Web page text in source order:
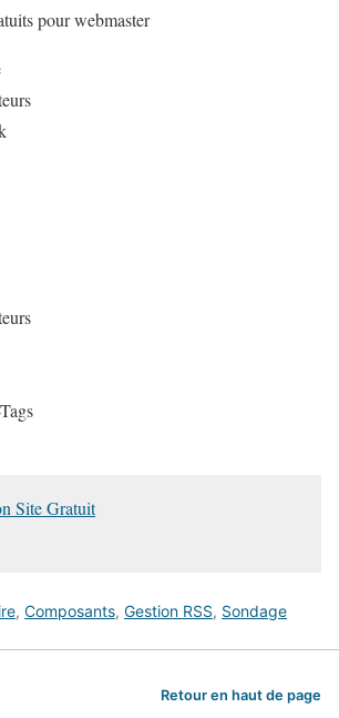
pour webmaster
Site Gratuit
, Composants, Gestion RSS, Sondage
Retour en haut de page